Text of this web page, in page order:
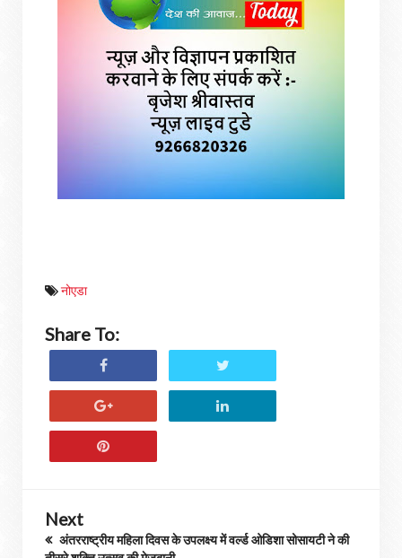
नोएडा
Share To:
Next
अंतरराष्ट्रीय महिला दिवस के उपलक्ष्य में वर्ल्ड ओडिशा सोसायटी ने की